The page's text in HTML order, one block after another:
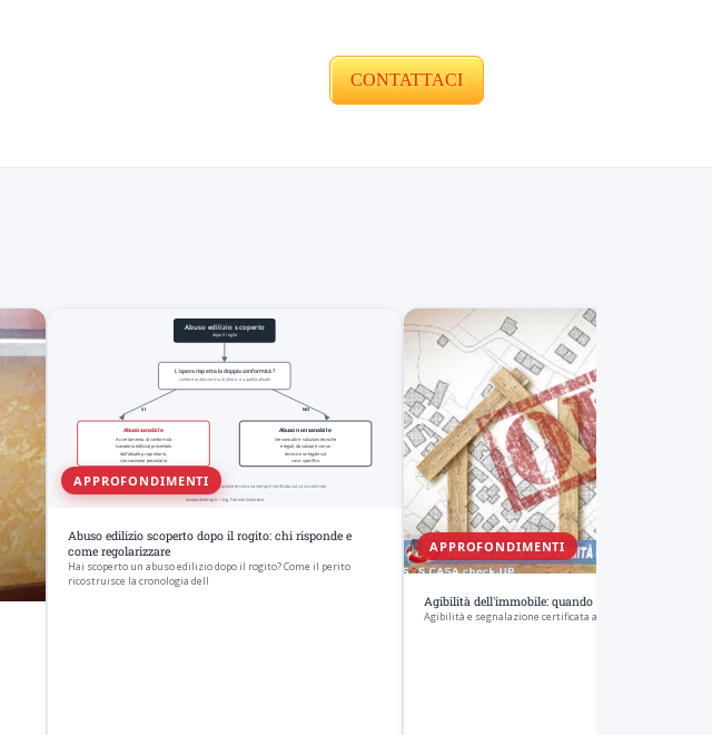
CONTATTACI
APPROFONDIMENTI
Abuso edilizio scoperto dopo il rogito: chi risponde e
come regolarizzare
Hai scoperto un abuso edilizio dopo il rogito? Come il perito
ricostruisce la cronologia dell
APPROFONDIMENTI
Agibilità dell'immobile: quando manca e cosa fare
Agibilità e segnalazione certificata ai sensi dell